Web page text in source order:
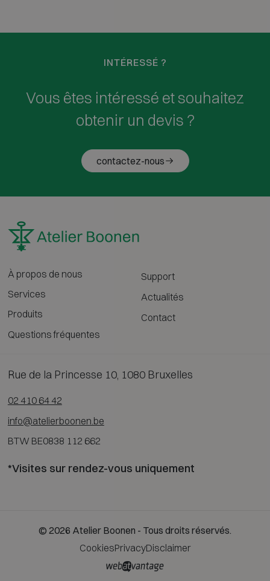
INTÉRESSÉ ?
Vous êtes intéressé et souhaitez
obtenir un devis ?
contactez-nous
À propos de nous
Services
Produits
Questions fréquentes
Support
Actualités
Contact
Rue de la Princesse 10, 1080 Bruxelles
02 410 64 42
info@atelierboonen.be
BTW BE0838 112 662
*Visites sur rendez-vous uniquement
© 2026 Atelier Boonen - Tous droits réservés.
CookiesPrivacyDisclaimer